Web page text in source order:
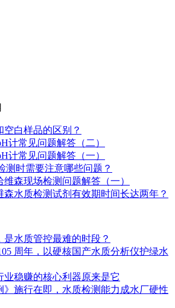
空白样品的区别？
计常见问题解答（二）
计常见问题解答（一）
测时需要注意哪些问题？
维森现场检测问题解答（一）
森水质检测试剂有效期时间长达两年？
是水质管控最难的时段？
周年，以硬核国产水质分析仪护绿水
业稳赚的核心利器原来是它
》施行在即，水质检测能力成水厂硬性